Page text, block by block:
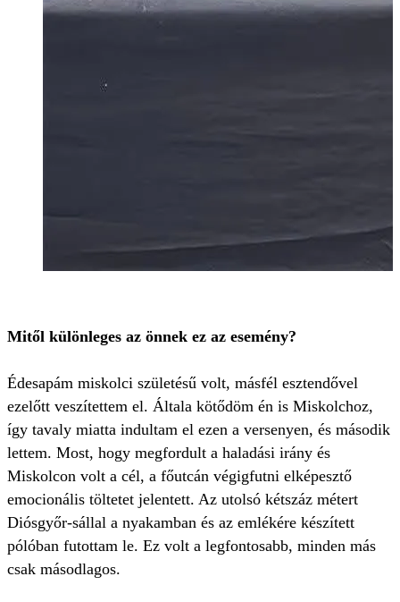
Mitől különleges az önnek ez az esemény?
Édesapám miskolci születésű volt, másfél esztendővel
ezelőtt veszítettem el. Általa kötődöm én is Miskolchoz,
így tavaly miatta indultam el ezen a versenyen, és második
lettem. Most, hogy megfordult a haladási irány és
Miskolcon volt a cél, a főutcán végigfutni elképesztő
emocionális töltetet jelentett. Az utolsó kétszáz métert
Diósgyőr-sállal a nyakamban és az emlékére készített
pólóban futottam le. Ez volt a legfontosabb, minden más
csak másodlagos.